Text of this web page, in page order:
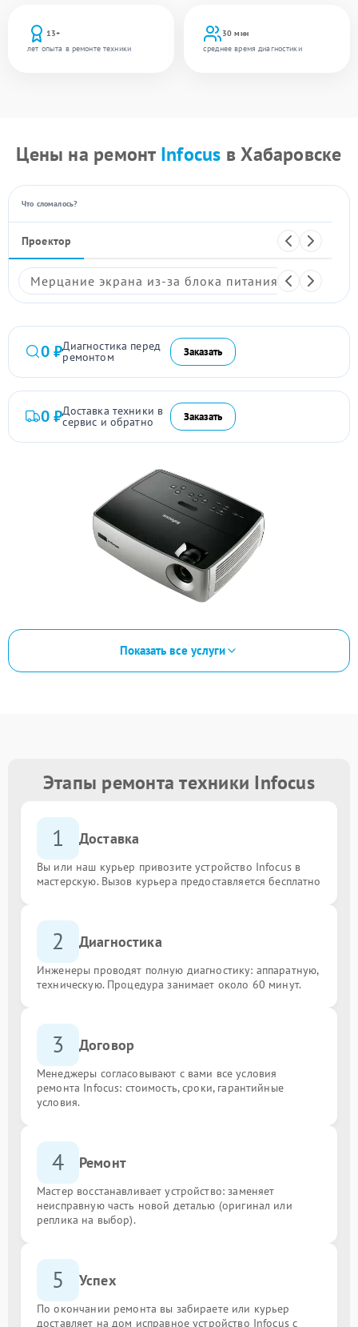
13+
лет опыта в ремонте техники
30 мин
среднее время диагностики
Цены на ремонт Infocus в Хабаровске
Что сломалось?
Проектор
Мерцание экрана из-за блока питания
0 ₽Диагностика перед
ремонтом Заказать
0 ₽Доставка техники в
сервис и обратно Заказать
Показать все услуги
Этапы ремонта техники Infocus
1 Доставка
Вы или наш курьер привозите устройство Infocus в
мастерскую. Вызов курьера предоставляется бесплатно
2 Диагностика
Инженеры проводят полную диагностику: аппаратную,
техническую. Процедура занимает около 60 минут.
3 Договор
Менеджеры согласовывают с вами все условия
ремонта Infocus: стоимость, сроки, гарантийные
условия.
4 Ремонт
Мастер восстанавливает устройство: заменяет
неисправную часть новой деталью (оригинал или
реплика на выбор).
5 Успех
По окончании ремонта вы забираете или курьер
доставляет на дом исправное устройство Infocus с